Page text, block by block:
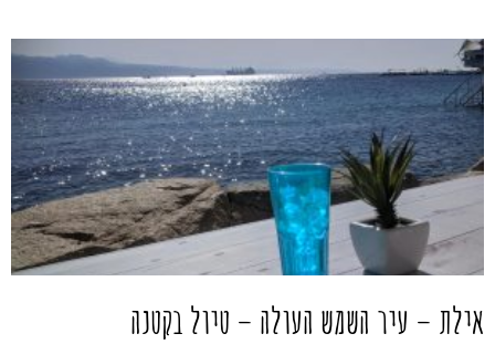
אילת – עיר השמש העולה – טיול בקטנה